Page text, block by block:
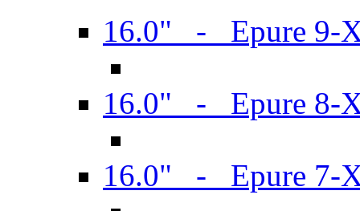
16.0" - Epure 9-
16.0" - Epure 8-
16.0" - Epure 7-